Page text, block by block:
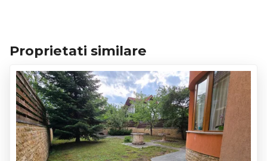
Proprietati similare